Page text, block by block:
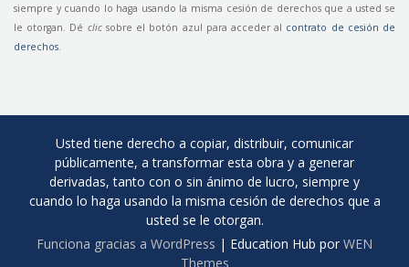
siempre y cuando lo haga usando la misma cesión de derechos que a usted se
le otorgan. Dé clicsobre el botón azul para acceder al contrato de cesión de
derechos
Usted tiene derecho a copiar, distribuir, comunicar
públicamente, a transformar esta obra y a generar
derivadas, tanto con o sin ánimo de lucro, siempre y
cuando lo haga usando la misma cesión de derechos que a
usted se le otorgan.
Funciona gracias a WordPress | Education Hub por WEN
Themes